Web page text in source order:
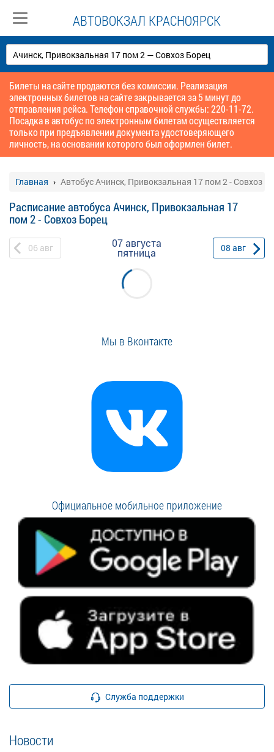
АВТОВОКЗАЛ КРАСНОЯРСК
Билеты на сайте продаются без комиссии. Реализация
электронных билетов на сайте закрывается за 5 минут до
отправления рейса. Телефон справочной службы: 220-11-72.
Посадка в автобус по электронным билетам осуществляется
только при предъявлении документа удостоверяющего
личность, на основании которого был оформлен билет.
Главная Автобус Ачинск, Привокзальная 17 пом 2 - Совхоз
Расписание автобуса Ачинск, Привокзальная 17
пом 2 - Совхоз Борец
06 авг 07 августа
пятница 08 авг
Мы в Вконтакте
Официальное мобильное приложение
Служба поддержки
Новости